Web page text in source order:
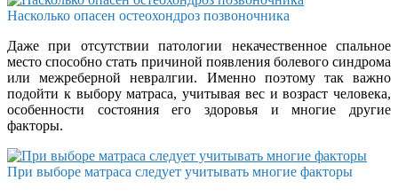
Насколько опасен остеохондроз позвоночника
Даже при отсутствии патологии некачественное спальное
место способно стать причиной появления болевого синдрома
или межреберной невралгии. Именно поэтому так важно
подойти к выбору матраса, учитывая вес и возраст человека,
особенности состояния его здоровья и многие другие
факторы.
При выборе матраса следует учитывать многие факторы